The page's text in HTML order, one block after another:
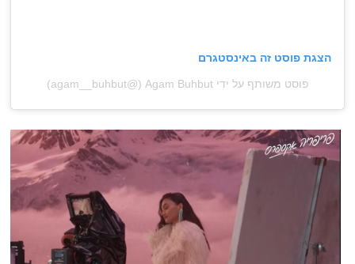
הצגת פוסט זה באינסטגרם
פוסט משותף על ידי ‏‎Agam Buhbut (@‏‎agam__buhbut‎‏)